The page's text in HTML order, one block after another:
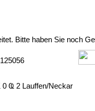
Bitte haben Sie noch
0 Ҩ 2 Lauffen/Neckar